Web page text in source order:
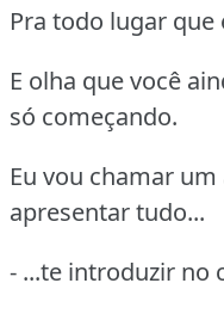
Pra todo lugar que
E olha que você
só começando.
Eu vou chamar
apresentar tudo...
- ...te introduzir no